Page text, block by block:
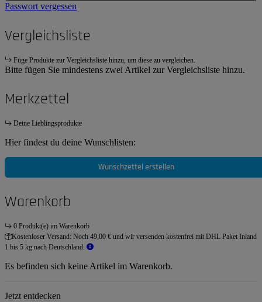
Passwort vergessen
Vergleichsliste
Füge Produkte zur Vergleichsliste hinzu, um diese zu vergleichen.
Bitte fügen Sie mindestens zwei Artikel zur Vergleichsliste hinzu.
Merkzettel
Deine Lieblingsprodukte
Hier findest du deine Wunschlisten:
Wunschzettel erstellen
Warenkorb
0 Produkt(e) im Warenkorb
Kostenloser Versand: Noch 49,00 € und wir versenden kostenfrei mit DHL Paket Inland
1 bis 5 kg nach Deutschland.
Es befinden sich keine Artikel im Warenkorb.
Jetzt entdecken